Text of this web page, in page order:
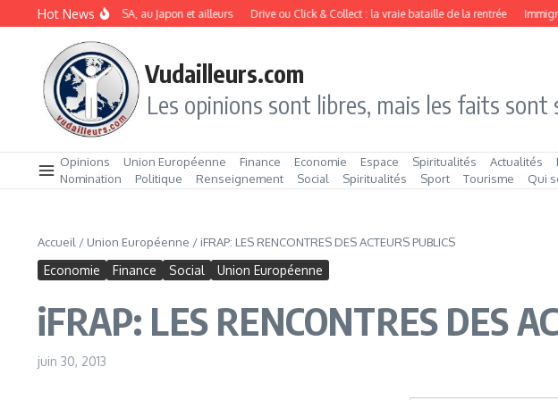
Aller au contenu
Hot News
dope les profits aux USA, au Japon et ailleurs Drive ou Click & Collect : la vraie bataille de la rentrée
Vudailleurs.com
Les opinions sont libres, mais les faits sont
Opinions Union Européenne Finance Economie Espace Spiritualités Actualités
Nomination
Politique Renseignement Social Spiritualités Sport Tourisme Qui
Accueil / Union Européenne / iFRAP: LES RENCONTRES DES ACTEURS PUBLICS
Economie Finance Social Union Européenne
iFRAP: LES RENCONTRES DES
juin 30, 2013